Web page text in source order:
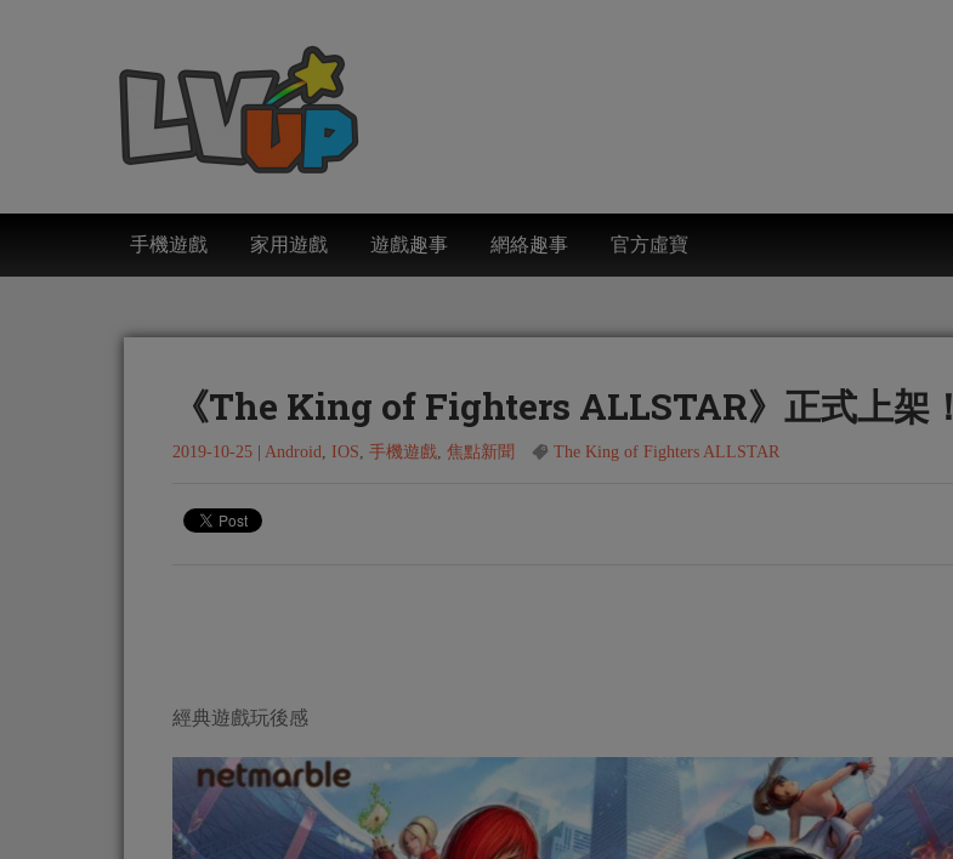
手機遊戲 家用遊戲 遊戲趣事 網絡趣事 官方虛寶
《The King of Fighters ALLSTAR》正式上架！
2019-10-25 Android, IOS, 手機遊戲, 焦點新聞 The King of Fighters ALLSTAR
經典遊戲玩後感